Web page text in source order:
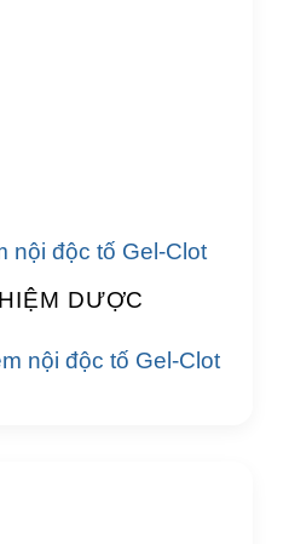
DƯỢC
nội độc tố Gel-Clot